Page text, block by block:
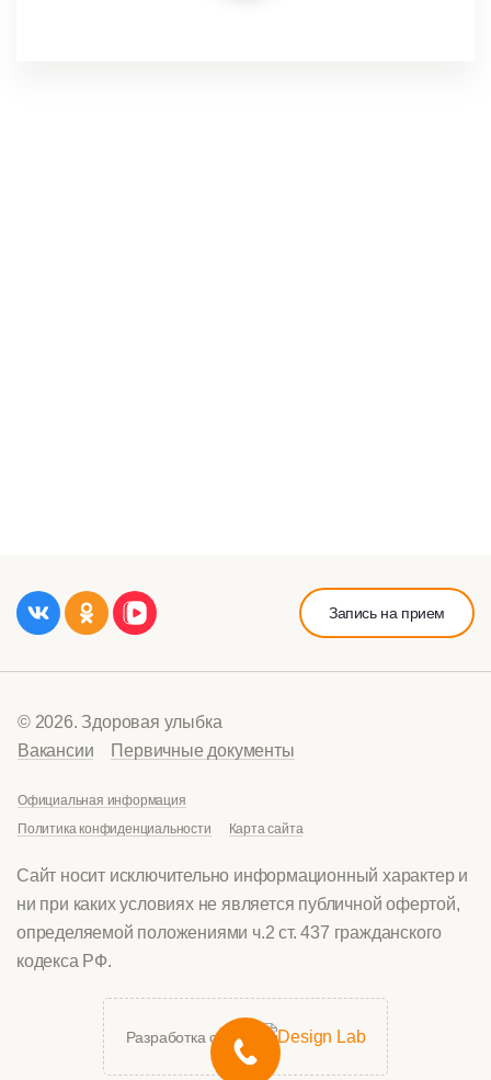
Запись на прием
© 2026. Здоровая улыбка
Вакансии
Первичные документы
Официальная информация
Политика конфиденциальности
Карта сайта
Сайт носит исключительно информационный характер и
ни при каких условиях не является публичной офертой,
определяемой положениями ч.2 ст. 437 гражданского
кодекса РФ.
Разработка сайта